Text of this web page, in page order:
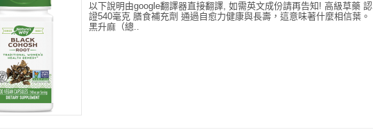
以下說明由google翻譯器直接翻譯, 如需英文成份請再告知! 高級草藥 認
證540毫克 膳食補充劑 通過自愈力健康與長壽，這意味著什麼相信葉。
黑升麻（總..